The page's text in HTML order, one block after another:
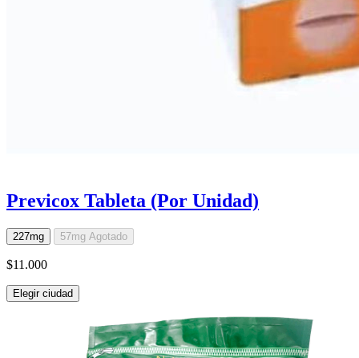
Previcox Tableta (Por Unidad)
227mg 57mg Agotado
$11.000
Elegir ciudad